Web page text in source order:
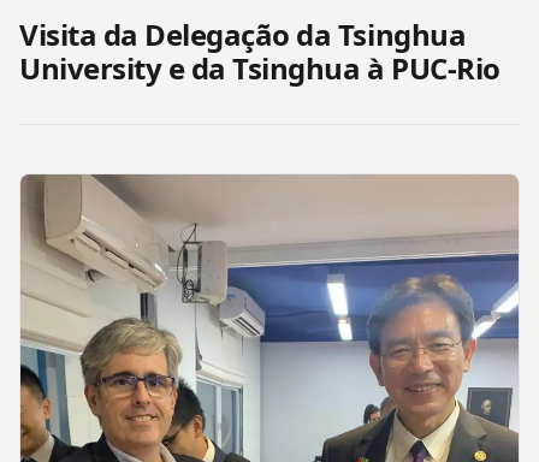
Visita da Delegação da Tsinghua
University e da Tsinghua à PUC-Rio